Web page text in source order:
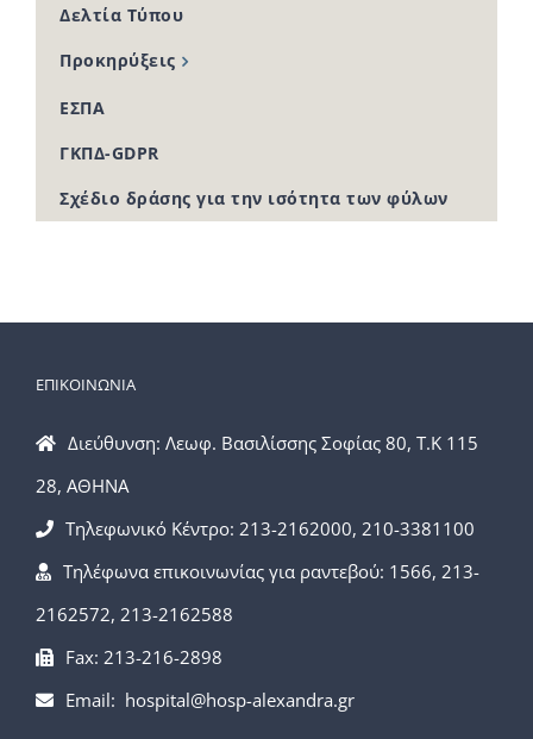
Δελτία Τύπου
Προκηρύξεις
ΕΣΠΑ
ΓΚΠΔ-GDPR
Σχέδιο δράσης για την ισότητα των φύλων
ΕΠΙΚΟΙΝΩΝΙΑ
Διεύθυνση: Λεωφ. Βασιλίσσης Σοφίας 80, Τ.Κ 115
28, ΑΘΗΝΑ
Τηλεφωνικό Κέντρο: 213-2162000, 210-3381100
Τηλέφωνα επικοινωνίας για ραντεβού: 1566, 213-
2162572, 213-2162588
Fax: 213-216-2898
Email: hospital@hosp-alexandra.gr